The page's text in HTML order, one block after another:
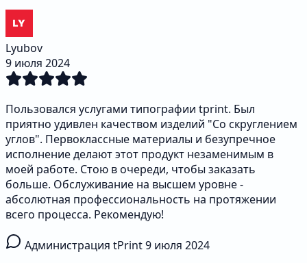
Lyubov
9 июля 2024
Пользовался услугами типографии tprint. Был
приятно удивлен качеством изделий "Со скруглением
углов". Первоклассные материалы и безупречное
исполнение делают этот продукт незаменимым в
моей работе. Стою в очереди, чтобы заказать
больше. Обслуживание на высшем уровне -
абсолютная профессиональность на протяжении
всего процесса. Рекомендую!
Администрация tPrint9 июля 2024